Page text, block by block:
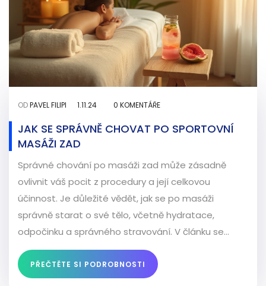
ODPAVEL FILIPI 1.11.24 0 KOMENTÁŘE
JAK SE SPRÁVNĚ CHOVAT PO SPORTOVNÍ
MASÁŽI ZAD
Správné chování po masáži zad může zásadně
ovlivnit váš pocit z procedury a její celkovou
účinnost. Je důležité vědět, jak se po masáži
správně starat o své tělo, včetně hydratace,
odpočinku a správného stravování. V článku se
zaměříme na konkrétní tipy a techniky pro optimální
regeneraci. Diskuze o výhodách a možných úskalích
péče po masáži může pomoci maximalizovat
PŘEČTĚTE SI PODROBNOSTI